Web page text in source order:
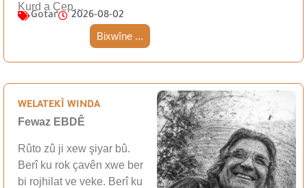
Kurd a Çep…
Gotar 2026-08-02
Bixwîne ...
WELATEKÎ WINDA
Fewaz EBDÊ
Rûto zû ji xew şiyar bû.
Berî ku rok çavên xwe ber
bi rojhilat ve veke. Berî ku